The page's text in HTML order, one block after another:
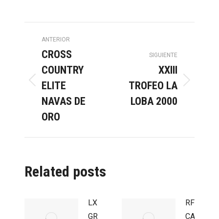
Navegación
entre
publicaciones
ANTERIOR
Publicación
anterior:
CROSS
COUNTRY
ELITE
NAVAS DE
ORO
SIGUIENTE
Publicación
siguiente:
XXIII
TROFEO LA
LOBA 2000
Related posts
LXV
GRAN
RFME